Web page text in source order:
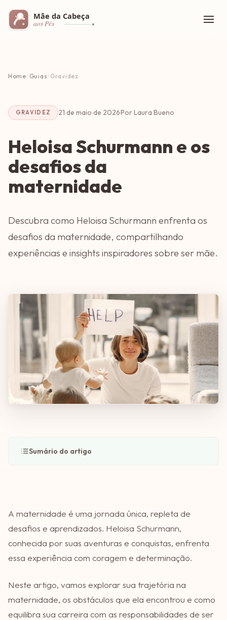
Home Guias Gravidez
GRAVIDEZ 21 de maio de 2026·Por Laura Bueno
Heloisa Schurmann e os
desafios da
maternidade
Descubra como Heloisa Schurmann enfrenta os
desafios da maternidade, compartilhando
experiências e insights inspiradores sobre ser mãe.
Sumário do artigo
A maternidade é uma jornada única, repleta de
desafios e aprendizados. Heloisa Schurmann,
conhecida por suas aventuras e conquistas, enfrenta
essa experiência com coragem e determinação.
Neste artigo, vamos explorar sua trajetória na
maternidade, os obstáculos que ela encontrou e como
equilibra sua carreira com as responsabilidades de ser